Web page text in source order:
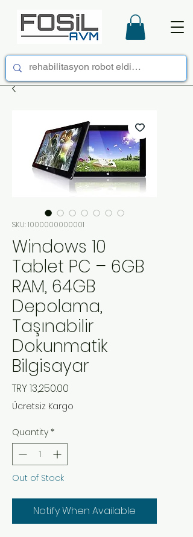
SKU: 1000000000001
Windows 10
Tablet PC – 6GB
RAM, 64GB
Depolama,
Taşınabilir
Dokunmatik
Bilgisayar
TRY 13,250.00
Ücretsiz Kargo
Quantity *
Out of Stock
Notify When Available